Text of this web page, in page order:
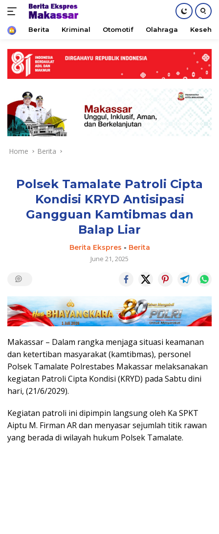
content
HomeBerita Kriminal Otomotif Olahraga
Home Berita
Polsek Tamalate Patroli Cipta
Kondisi KRYD Antisipasi
Gangguan Kamtibmas dan
Balap Liar
Berita Ekspres - Berita
June 21, 2025
Makassar – Dalam rangka menjaga situasi keamanan
dan ketertiban masyarakat (kamtibmas), personel
Polsek Tamalate Polrestabes Makassar melaksanakan
kegiatan Patroli Cipta Kondisi (KRYD) pada Sabtu dini
hari, (21/6/2029).
Kegiatan patroli ini dipimpin langsung oleh Ka SPKT
Aiptu M. Firman AR dan menyasar sejumlah titik rawan
yang berada di wilayah hukum Polsek Tamalate.